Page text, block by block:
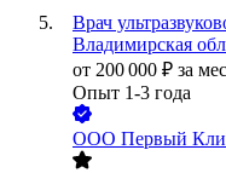
Врач
Владимирская
от 200 000 ₽ за
Опыт 1-3 года
ООО Первый